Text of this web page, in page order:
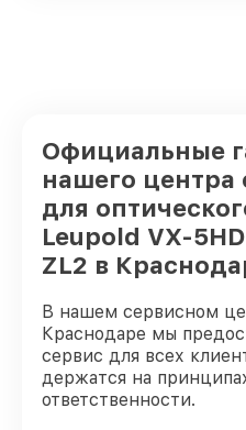
Официальные
нашего центра
для
Leupold VX-
ZL2 в
В нашем сервисном
Краснодаре мы
сервис для всех
держатся на
ответственности.